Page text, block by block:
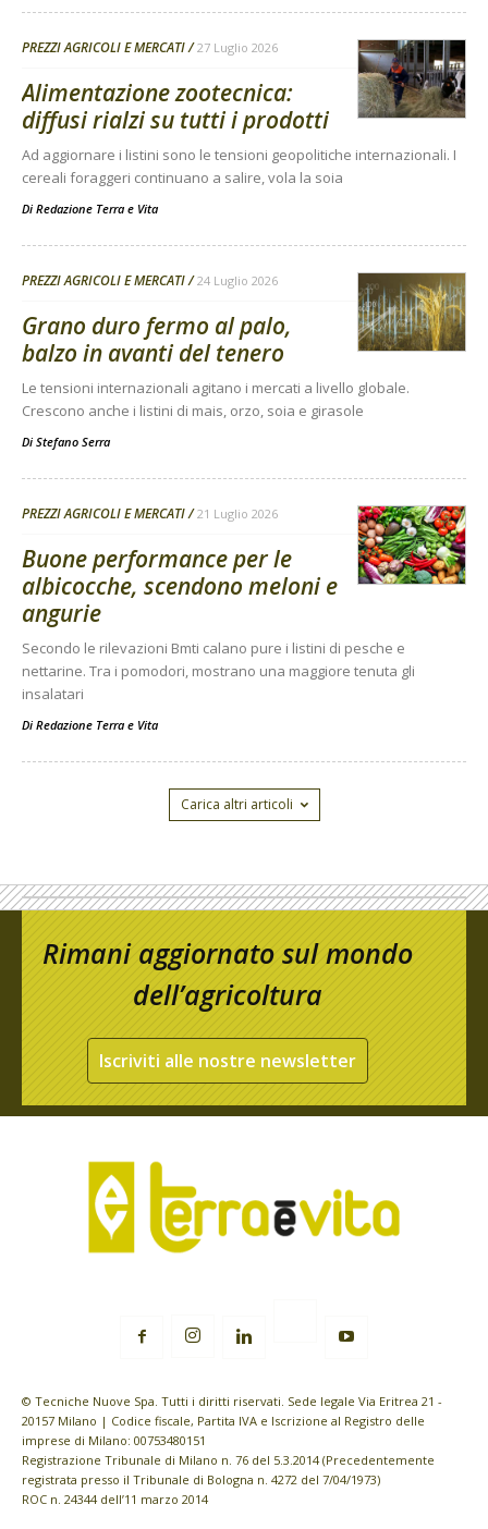
PREZZI AGRICOLI E MERCATI 27 Luglio 2026
Alimentazione zootecnica:
diffusi rialzi su tutti i prodotti
Ad aggiornare i listini sono le tensioni geopolitiche internazionali. I
cereali foraggeri continuano a salire, vola la soia
Di Redazione Terra e Vita
PREZZI AGRICOLI E MERCATI 24 Luglio 2026
Grano duro fermo al palo,
balzo in avanti del tenero
Le tensioni internazionali agitano i mercati a livello globale.
Crescono anche i listini di mais, orzo, soia e girasole
Di Stefano Serra
PREZZI AGRICOLI E MERCATI 21 Luglio 2026
Buone performance per le
albicocche, scendono meloni e
angurie
Secondo le rilevazioni Bmti calano pure i listini di pesche e
nettarine. Tra i pomodori, mostrano una maggiore tenuta gli
insalatari
Di Redazione Terra e Vita
Carica altri articoli
Rimani aggiornato sul mondo
dell’agricoltura
Iscriviti alle nostre newsletter
© Tecniche Nuove Spa. Tutti i diritti riservati. Sede legale Via Eritrea 21 -
20157 Milano | Codice fiscale, Partita IVA e Iscrizione al Registro delle
imprese di Milano: 00753480151
Registrazione Tribunale di Milano n. 76 del 5.3.2014 (Precedentemente
registrata presso il Tribunale di Bologna n. 4272 del 7/04/1973)
ROC n. 24344 dell’11 marzo 2014